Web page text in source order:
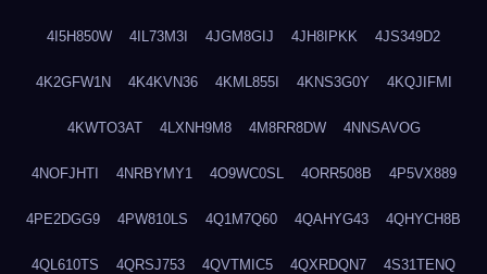
4I5H850W 4IL73M3I 4JGM8GIJ 4JH8IPKK 4JS349D2
4K2GFW1N 4K4KVN36 4KML855I 4KNS3G0Y 4KQJIFMI
4KWTO3AT 4LXNH9M8 4M8RR8DW 4NNSAVOG
4NOFJHTI 4NRBYMY1 4O9WC0SL 4ORR508B 4P5VX889
4PE2DGG9 4PW810LS 4Q1M7Q60 4QAHYG43 4QHYCH8B
4QL610TS 4QRSJ753 4QVTMIC5 4QXRDQN7 4S31TENQ